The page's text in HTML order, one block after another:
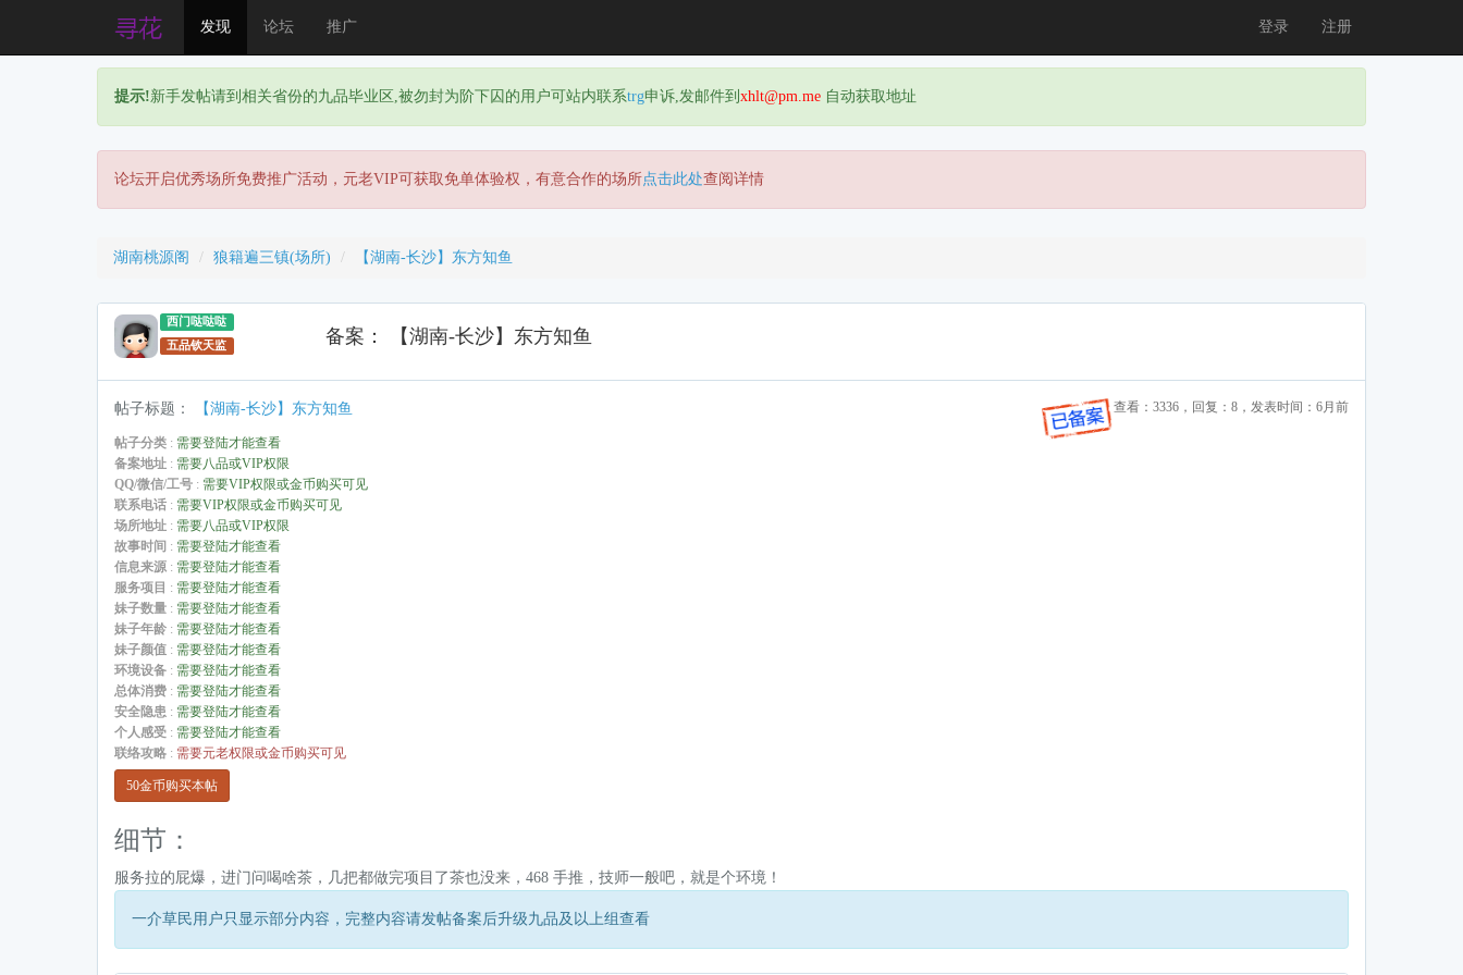
发现 论坛 推广 登录 注册
提示!新手发帖请到相关省份的九品毕业区,被勿封为阶下囚的用户可站内联系trg申诉,发邮件到 xhlt@pm.me 自动获取地址
论坛开启优秀场所免费推广活动，元老VIP可获取免单体验权，有意合作的场所点击此处查阅详情
湖南桃源阁 狼籍遍三镇(场所) 【湖南-长沙】东方知鱼
西门哒哒哒
五品钦天监
备案： 【湖南-长沙】东方知鱼
查看：3336，回复：8，发表时间：6月前
帖子标题 ： 【湖南-长沙】东方知鱼
帖子分类 : 需要登陆才能查看
备案地址 : 需要八品或VIP权限
QQ/微信/工号 : 需要VIP权限或金币购买可见
联系电话 : 需要VIP权限或金币购买可见
场所地址 : 需要八品或VIP权限
故事时间 : 需要登陆才能查看
信息来源 : 需要登陆才能查看
服务项目 : 需要登陆才能查看
妹子数量 : 需要登陆才能查看
妹子年龄 : 需要登陆才能查看
妹子颜值 : 需要登陆才能查看
环境设备 : 需要登陆才能查看
总体消费 : 需要登陆才能查看
安全隐患 : 需要登陆才能查看
个人感受 : 需要登陆才能查看
联络攻略 : 需要元老权限或金币购买可见
50金币购买本帖
细节：
服务拉的屁爆，进门问喝啥茶，几把都做完项目了茶也没来，468 手推，技师一般吧，就是个环境！
一介草民用户只显示部分内容，完整内容请发帖备案后升级九品及以上组查看